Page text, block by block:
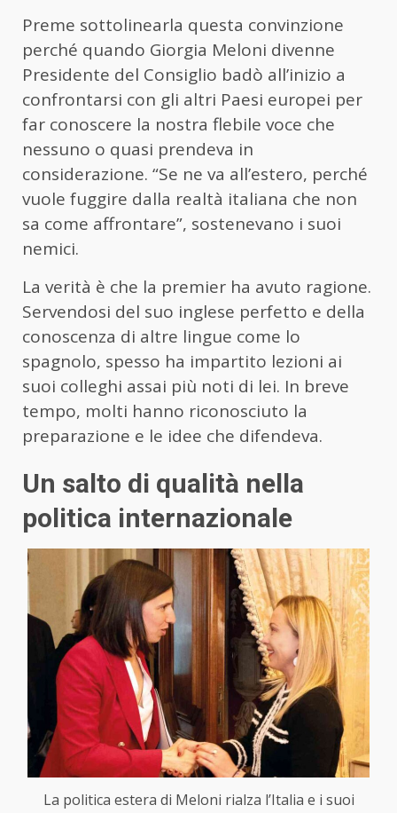
Preme sottolinearla questa convinzione
perché quando Giorgia Meloni divenne
Presidente del Consiglio badò all’inizio a
confrontarsi con gli altri Paesi europei per
far conoscere la nostra flebile voce che
nessuno o quasi prendeva in
considerazione. “Se ne va all’estero, perché
vuole fuggire dalla realtà italiana che non
sa come affrontare”, sostenevano i suoi
nemici.
La verità è che la premier ha avuto ragione.
Servendosi del suo inglese perfetto e della
conoscenza di altre lingue come lo
spagnolo, spesso ha impartito lezioni ai
suoi colleghi assai più noti di lei. In breve
tempo, molti hanno riconosciuto la
preparazione e le idee che difendeva.
Un salto di qualità nella
politica internazionale
La politica estera di Meloni rialza l’Italia e i suoi